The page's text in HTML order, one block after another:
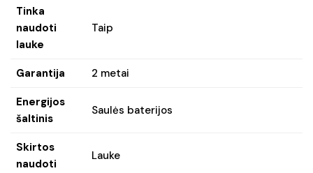
Tinka
naudoti
lauke
Taip
Garantija 2 metai
Energijos
šaltinis
Saulės baterijos
Skirtos
naudoti
Lauke